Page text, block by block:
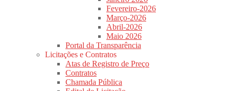
Fevereiro-2026
Março-2026
Abril-2026
Maio 2026
Portal da Transparência
Licitações e Contratos
Atas de Registro de Preço
Contratos
Chamada Pública